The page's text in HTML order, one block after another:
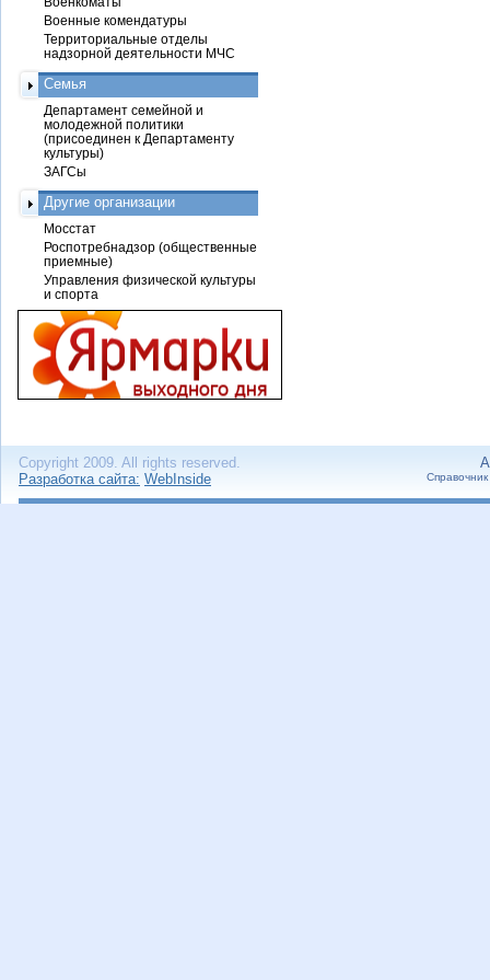
Военные комендатуры
Территориальные отделы
надзорной деятельности МЧС
Семья
Департамент семейной и
молодежной политики
(присоединен к Департаменту
культуры)
ЗАГСы
Другие организации
Мосстат
Роспотребнадзор (общественные
приемные)
Управления физической культуры
и спорта
Copyright 2009. All rights reserved.
Разработка сайта: WebInside